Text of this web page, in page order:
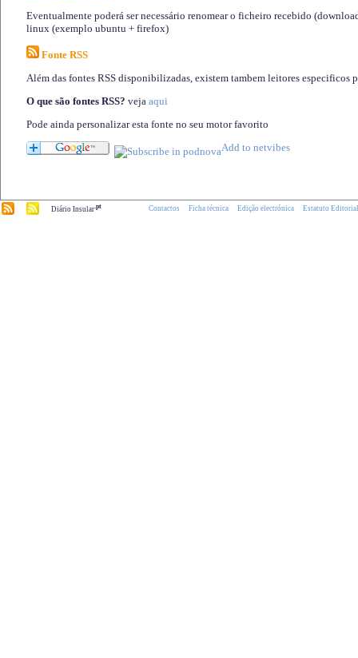
Eventualmente poderá ser necessário renomear o ficheiro recebido
linux (exemplo ubuntu + firefox)
Fonte RSS
Além das fontes RSS disponibilizadas, existem tambem leitores especificos
O que são fontes RSS? veja aqui
Pode ainda personalizar esta fonte no seu motor favorito
Diário Insular.pt Contactos Ficha técnica Edição electrónica Estatuto Editorial